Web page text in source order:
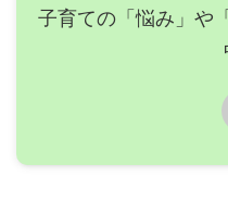
子育ての「悩み」や